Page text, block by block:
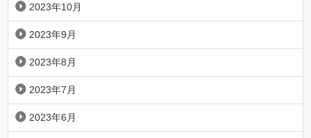
2023年10月
2023年9月
2023年8月
2023年7月
2023年6月